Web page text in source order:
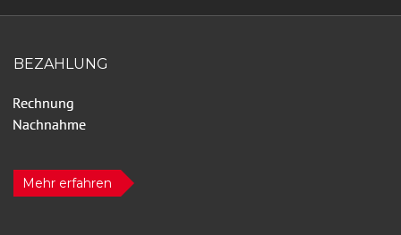
BEZAHLUNG
Mehr erfahren